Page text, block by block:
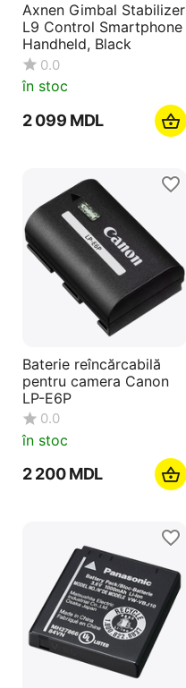
Axnen Gimbal Stabilizer
L9 Control Smartphone
Handheld, Black
0.0
în stoc
2 099 MDL
Baterie reîncărcabilă
pentru camera Canon
LP-E6P
0.0
în stoc
2 200 MDL